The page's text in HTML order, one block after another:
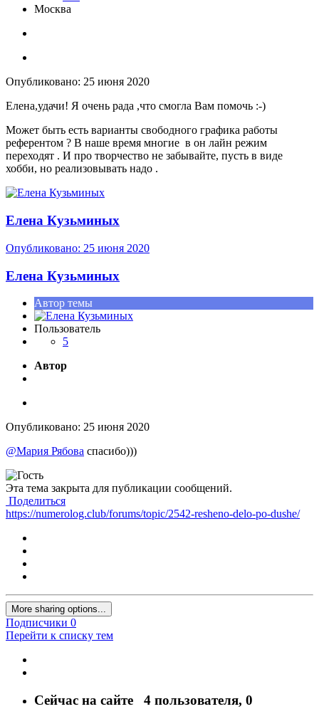
Москва
Опубликовано: 25 июня 2020
Елена,удачи! Я очень рада ,что смогла Вам помочь :-)
Может быть есть варианты свободного графика работы
референтом ? В наше время многие в он лайн режим
переходят . И про творчество не забывайте, пусть в виде
хобби, но реализовывать надо .
Елена Кузьминых
Опубликовано: 25 июня 2020
Елена Кузьминых
Автор темы
Пользователь
5
Автор
Опубликовано: 25 июня 2020
@Мария Рябова спасибо)))
Эта тема закрыта для публикации сообщений.
Поделиться
https://numerolog.club/forums/topic/2542-resheno-delo-po-dushe/
More sharing options...
Подписчики 0
Перейти к списку тем
Сейчас на сайте 4 пользователя, 0